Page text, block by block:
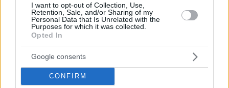
I want to opt-out of Collection, Use,
Retention, Sale, and/or Sharing of my
Personal Data that Is Unrelated with the
Purposes for which it was collected.
Opted In
Google consents
CONFIRM